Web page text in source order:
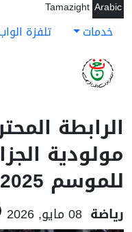
Arabic
Tamazight
خدمات تلفزة
الرابطة
مولودية
للموسم 2025- 2026
رياضة 08 مايو, 2026